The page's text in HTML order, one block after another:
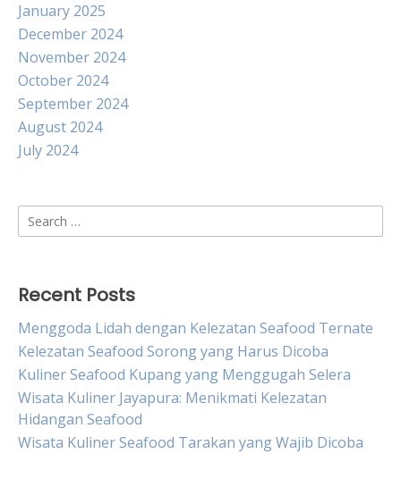
January 2025
December 2024
November 2024
October 2024
September 2024
August 2024
July 2024
Search
for:
Recent Posts
Menggoda Lidah dengan Kelezatan Seafood Ternate
Kelezatan Seafood Sorong yang Harus Dicoba
Kuliner Seafood Kupang yang Menggugah Selera
Wisata Kuliner Jayapura: Menikmati Kelezatan
Hidangan Seafood
Wisata Kuliner Seafood Tarakan yang Wajib Dicoba